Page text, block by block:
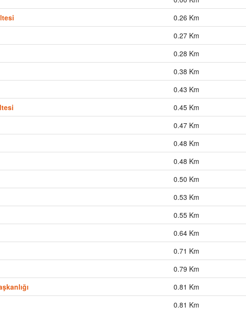
0.26 Km
0.27 Km
0.28 Km
0.38 Km
0.43 Km
0.45 Km
0.47 Km
0.48 Km
0.48 Km
0.50 Km
0.53 Km
0.55 Km
0.64 Km
0.71 Km
0.79 Km
0.81 Km
0.81 Km